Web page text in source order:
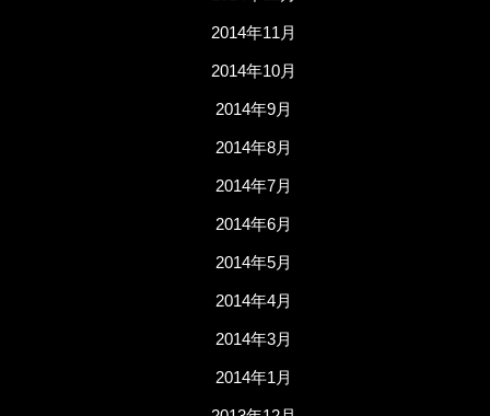
2014年11月
2014年10月
2014年9月
2014年8月
2014年7月
2014年6月
2014年5月
2014年4月
2014年3月
2014年1月